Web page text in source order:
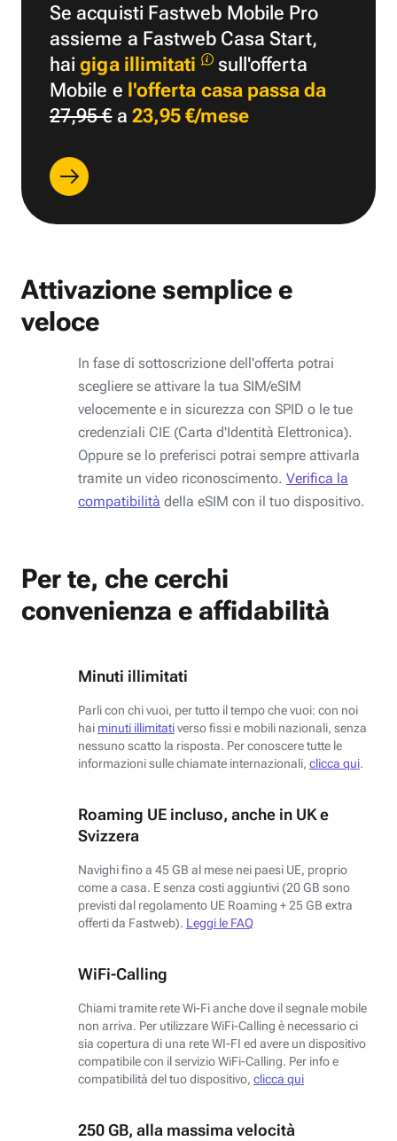
Se acquisti Fastweb Mobile Pro
assieme a Fastweb Casa Start,
haigiga illimitati
sull'offerta
Mobile e l'offerta casa passa da
27,95 €a 23,95 €/mese
Attivazione semplice e
veloce
In fase di sottoscrizione dell'offerta potrai
scegliere se attivare la tua SIM/eSIM
velocemente e in sicurezza con SPID o le tue
credenziali CIE (Carta d'Identità Elettronica).
Oppure se lo preferisci potrai sempre attivarla
tramite un video riconoscimento. Verifica la
compatibilità della eSIM con il tuo dispositivo.
Per te, che cerchi
convenienza e affidabilità
Minuti illimitati
Parli con chi vuoi, per tutto il tempo che vuoi: con noi
hai minuti illimitativerso fissi e mobili nazionali, senza
nessuno scatto la risposta. Per conoscere tutte le
informazioni sulle chiamate internazionali, clicca qui.
Roaming UE incluso, anche in UK e
Svizzera
Navighi fino a 45 GB al mese nei paesi UE, proprio
come a casa. E senza costi aggiuntivi (20 GB sono
previsti dal regolamento UE Roaming + 25 GB extra
offerti da Fastweb). Leggi le FAQ
WiFi-Calling
Chiami tramite rete Wi-Fi anche dove il segnale mobile
non arriva. Per utilizzare WiFi-Calling è necessario ci
sia copertura di una rete WI-FI ed avere un dispositivo
compatibile con il servizio WiFi-Calling. Per info e
compatibilità del tuo dispositivo, clicca qui
250 GB, alla massima velocità